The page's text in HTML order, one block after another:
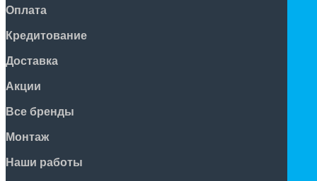
Оплата
Кредитование
Доставка
Акции
Все бренды
Монтаж
Наши работы